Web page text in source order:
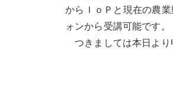
からＩｏＰと現在の農
ォンから受講可能です。
つきましては本日よ